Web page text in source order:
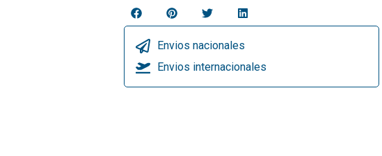
Envios nacionales
Envios internacionales